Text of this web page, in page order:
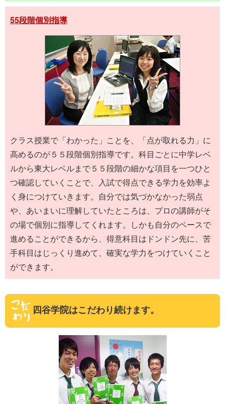
55段階個別指導
クラス授業で「わかった」ことを、「点が取れる力」に
高めるのが５５段階個別指導です。科目ごとに中学レベ
ルから東大レベルまで５５段階の細かな項目を一つひと
つ確認していくことで、入試で得点できる学力を効率よ
く身につけていきます。自分では気づかなかった弱点
や、あいまいに理解していたところは、プロの講師がそ
の場で個別に指導してくれます。しかも自分のペースで
進めることができるから、得意科目はドンドン先に、苦
手科目はじっくり進めて、確実な学力をつけていくこと
ができます。
四谷学院はこだわり続けます。